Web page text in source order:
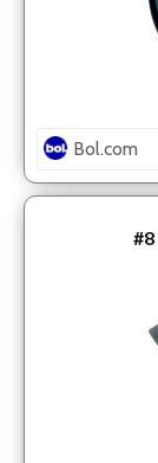
Bol.com
#8